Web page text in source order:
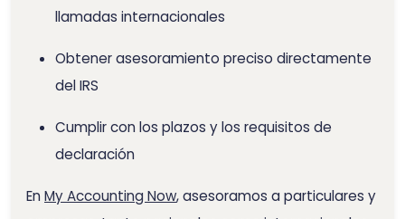
llamadas internacionales
Obtener asesoramiento preciso directamente
del IRS
Cumplir con los plazos y los requisitos de
declaración
EnMy Accounting Now, asesoramos a particulares y